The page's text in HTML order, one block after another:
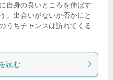
自身の良いところを伸ばす
。出会いがないか否かにと
うちチャンスは訪れてくる
読む